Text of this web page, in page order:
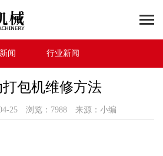
闻 行业新闻
包机维修方法
25 浏览：7988 来源：小编